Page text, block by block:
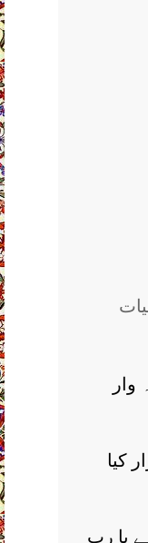
وار
کيا
يا رب